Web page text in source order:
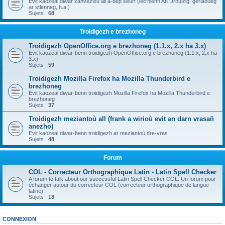
ar stlenneg, h.a.)
Sujets : 68
Troidigezh e brezhoneg
Troidigezh OpenOffice.org e brezhoneg (1.1.x, 2.x ha 3.x)
Evit kaozeal diwar-benn troidigezh OpenOffice.org e brezhoneg (1.1.x, 2.x ha
3.x)
Sujets : 59
Troidigezh Mozilla Firefox ha Mozilla Thunderbird e
brezhoneg
Evit kaozeal diwar-benn troidigezh Mozilla Firefox ha Mozilla Thunderbird e
brezhoneg
Sujets : 37
Troidigezh meziantoù all (frank a wirioù evit an darn vrasañ
anezho)
Evit kaozeal diwar-benn troidigezh ar meziantoù dre-vras
Sujets : 48
Forum
COL - Correcteur Orthographique Latin - Latin Spell Checker
A forum to talk about our successful Latin Spell Checker COL. Un forum pour
échanger autour du correcteur COL (correcteur orthographique de langue
latine).
Sujets : 18
CONNEXION